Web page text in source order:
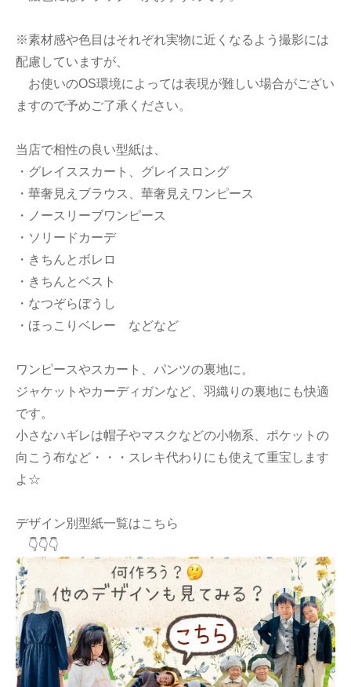
※素材感や色目はそれぞれ実物に近くなるよう撮影には
配慮していますが、
お使いのOS環境によっては表現が難しい場合がござい
ますので予めご了承ください。
当店で相性の良い型紙は、
・グレイススカート、グレイスロング
・華奢見えブラウス、華奢見えワンピース
・ノースリーブワンピース
・ソリードカーデ
・きちんとボレロ
・きちんとベスト
・なつぞらぼうし
・ほっこりベレー などなど
ワンピースやスカート、パンツの裏地に。
ジャケットやカーディガンなど、羽織りの裏地にも快適
です。
小さなハギレは帽子やマスクなどの小物系、ポケットの
向こう布など・・・スレキ代わりにも使えて重宝します
よ☆
デザイン別型紙一覧はこちら
👇👇👇